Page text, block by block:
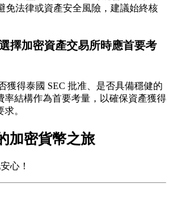
免法律或資產安全風險，建議始終核
擇加密資產交易所時應首要考
獲得泰國 SEC 批准、是否具備穩健的
率結構作為首要考量，以確保資產獲得
。
加密貨幣之旅
心！